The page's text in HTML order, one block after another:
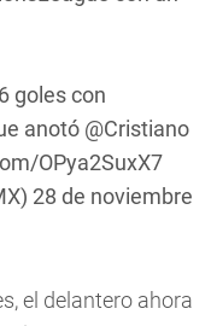
goles con
anotó @Cristiano
OPya2SuxX7
28 de noviembre
el delantero ahora